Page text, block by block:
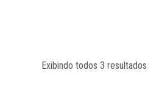
Exibindo todos 3 resultados